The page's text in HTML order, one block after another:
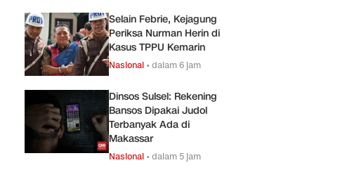
Selain Febrie, Kejagung
Periksa Nurman Herin di
Kasus TPPU Kemarin
Nasional •dalam 6 jam
Dinsos Sulsel: Rekening
Bansos Dipakai Judol
Terbanyak Ada di
Makassar
Nasional •dalam 5 jam